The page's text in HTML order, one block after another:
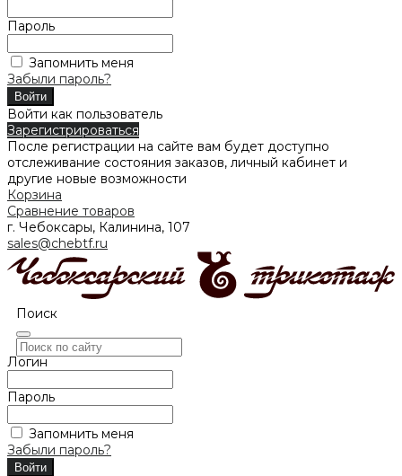
Пароль
Запомнить меня
Забыли пароль?
Войти как пользователь
Зарегистрироваться
После регистрации на сайте вам будет доступно
отслеживание состояния заказов, личный кабинет и
другие новые возможности
Корзина
Сравнение товаров
г. Чебоксары, Калинина, 107
sales@chebtf.ru
Поиск
Логин
Пароль
Запомнить меня
Забыли пароль?